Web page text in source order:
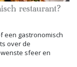
restaurant?
een gastronomisch
over de
sfeer en